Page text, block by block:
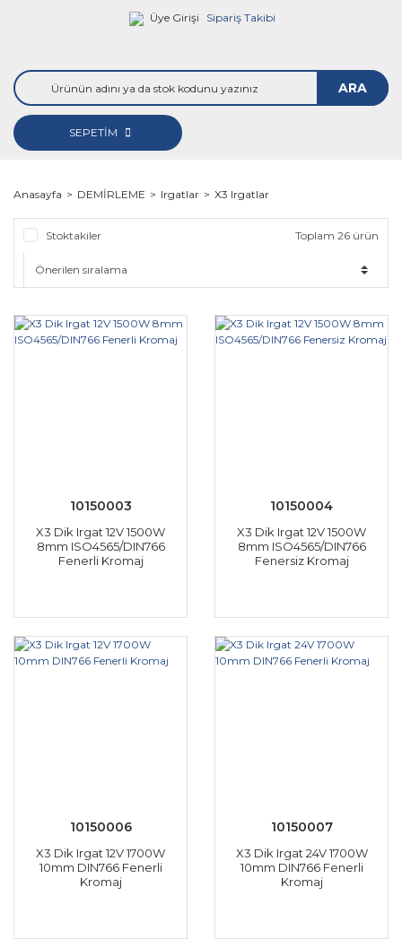
Üye Girişi Sipariş Takibi
ARA
SEPETİM
Anasayfa DEMİRLEME Irgatlar X3 Irgatlar
Stoktakiler Toplam 26 ürün
10150003
X3 Dik Irgat 12V 1500W
8mm ISO4565/DIN766
Fenerli Kromaj
10150004
X3 Dik Irgat 12V 1500W
8mm ISO4565/DIN766
Fenersiz Kromaj
10150006
X3 Dik Irgat 12V 1700W
10mm DIN766 Fenerli
Kromaj
10150007
X3 Dik Irgat 24V 1700W
10mm DIN766 Fenerli
Kromaj